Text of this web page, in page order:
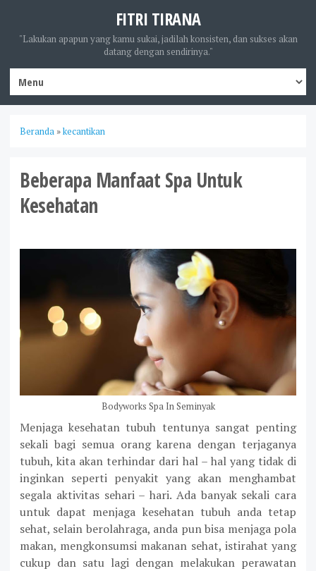
FITRI TIRANA
"Lakukan apapun yang kamu sukai, jadilah konsisten, dan sukses akan
datang dengan sendirinya."
Beranda »kecantikan
Beberapa Manfaat Spa Untuk
Kesehatan
Bodyworks Spa In Seminyak
Menjaga kesehatan tubuh tentunya sangat penting
sekali bagi semua orang karena dengan terjaganya
tubuh, kita akan terhindar dari hal – hal yang tidak di
inginkan seperti penyakit yang akan menghambat
segala aktivitas sehari – hari. Ada banyak sekali cara
untuk dapat menjaga kesehatan tubuh anda tetap
sehat, selain berolahraga, anda pun bisa menjaga pola
makan, mengkonsumsi makanan sehat, istirahat yang
cukup dan satu lagi dengan melakukan perawatan